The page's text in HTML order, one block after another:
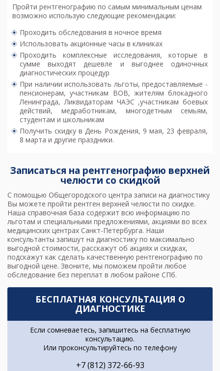
Пройти рентгенографию по самым минимальным ценам
возможно использую следующие рекомендации:
Проходить обследования в ночное время
Использовать акционные часы в клиниках
Проходить комплексные исследования, которые в
сумме выходят дешевле и выгоднее одиночных
диагностических процедур
При наличии использовать льготы, предоставляемые -
пенсионерам, участникам ВОВ, жителям блокадного
Ленинграда, Ликвидаторам ЧАЭС ,участникам боевых
действий, медработникам, многодетным семьям,
студентам и школьникам
Получить скидку в День Рождения, 9 мая, 23 февраля,
8 марта и другие праздники.
Записаться на рентгенографию верхней
челюсти со скидкой
С помощью Общегородского центра записи на диагностику
Вы можете пройти рентген верхней челюсти по скидке.
Наша справочная база содержит всю информацию по
льготам и специальными предложениями, акциями во всех
медицинских центрах Санкт-Петербурга. Наши
консультанты запишут на диагностику по максимально
выгодной стоимости, расскажут об акциях и скидках,
подскажут как сделать качественную рентгенографию по
выгодной цене. Звоните, мы поможем пройти любое
обследование без переплат в любом районе СПб.
БЕСПЛАТНАЯ КОНСУЛЬТАЦИЯ О
ДИАГНОСТИКЕ
Если сомневаетесь, запишитесь на бесплатную
консультацию.
Или проконсультируйтесь по телефону
+7 (812) 372-66-93